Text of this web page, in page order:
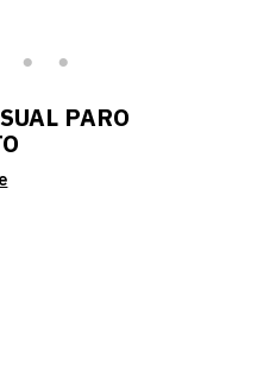
PARO